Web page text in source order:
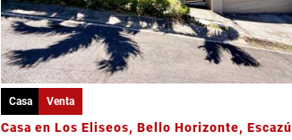
Casa Venta
Casa en Los Eliseos, Bello Horizonte, Escazú